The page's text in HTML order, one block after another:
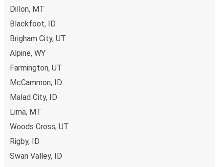
Dillon, MT
Blackfoot, ID
Brigham City, UT
Alpine, WY
Farmington, UT
McCammon, ID
Malad City, ID
Lima, MT
Woods Cross, UT
Rigby, ID
Swan Valley, ID